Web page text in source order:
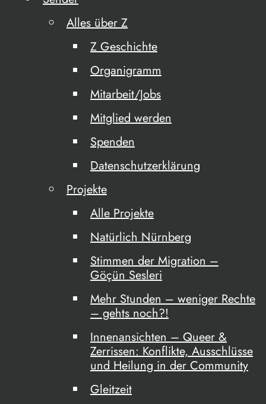
Alles über Z
Z Geschichte
Organigramm
Mitarbeit/Jobs
Mitglied werden
Spenden
Datenschutzerklärung
Projekte
Alle Projekte
Natürlich Nürnberg
Stimmen der Migration –
Göçün Sesleri
Mehr Stunden – weniger Rechte
– gehts noch?!
Innenansichten – Queer &
Zerrissen: Konflikte, Ausschlüsse
und Heilung in der Community
Gleitzeit